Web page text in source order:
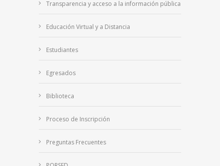
Transparencia y acceso a la información pública
Educación Virtual y a Distancia
Estudiantes
Egresados
Biblioteca
Proceso de Inscripción
Preguntas Frecuentes